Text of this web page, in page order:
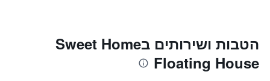
הטבות ושירותים בSweet Home
Floating House